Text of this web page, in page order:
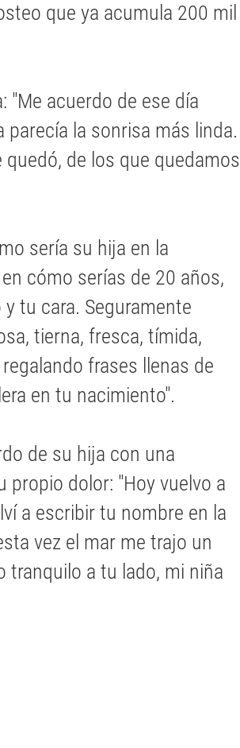
que ya acumula 200 mil
"Me acuerdo de ese día
parecía la sonrisa más linda.
de los que quedamos
sería su hija en la
cómo serías de 20 años,
tu cara. Seguramente
tierna, fresca, tímida,
frases llenas de
en tu nacimiento".
de su hija con una
propio dolor: "Hoy vuelvo a
a escribir tu nombre en la
vez el mar me trajo un
tranquilo a tu lado, mi niña